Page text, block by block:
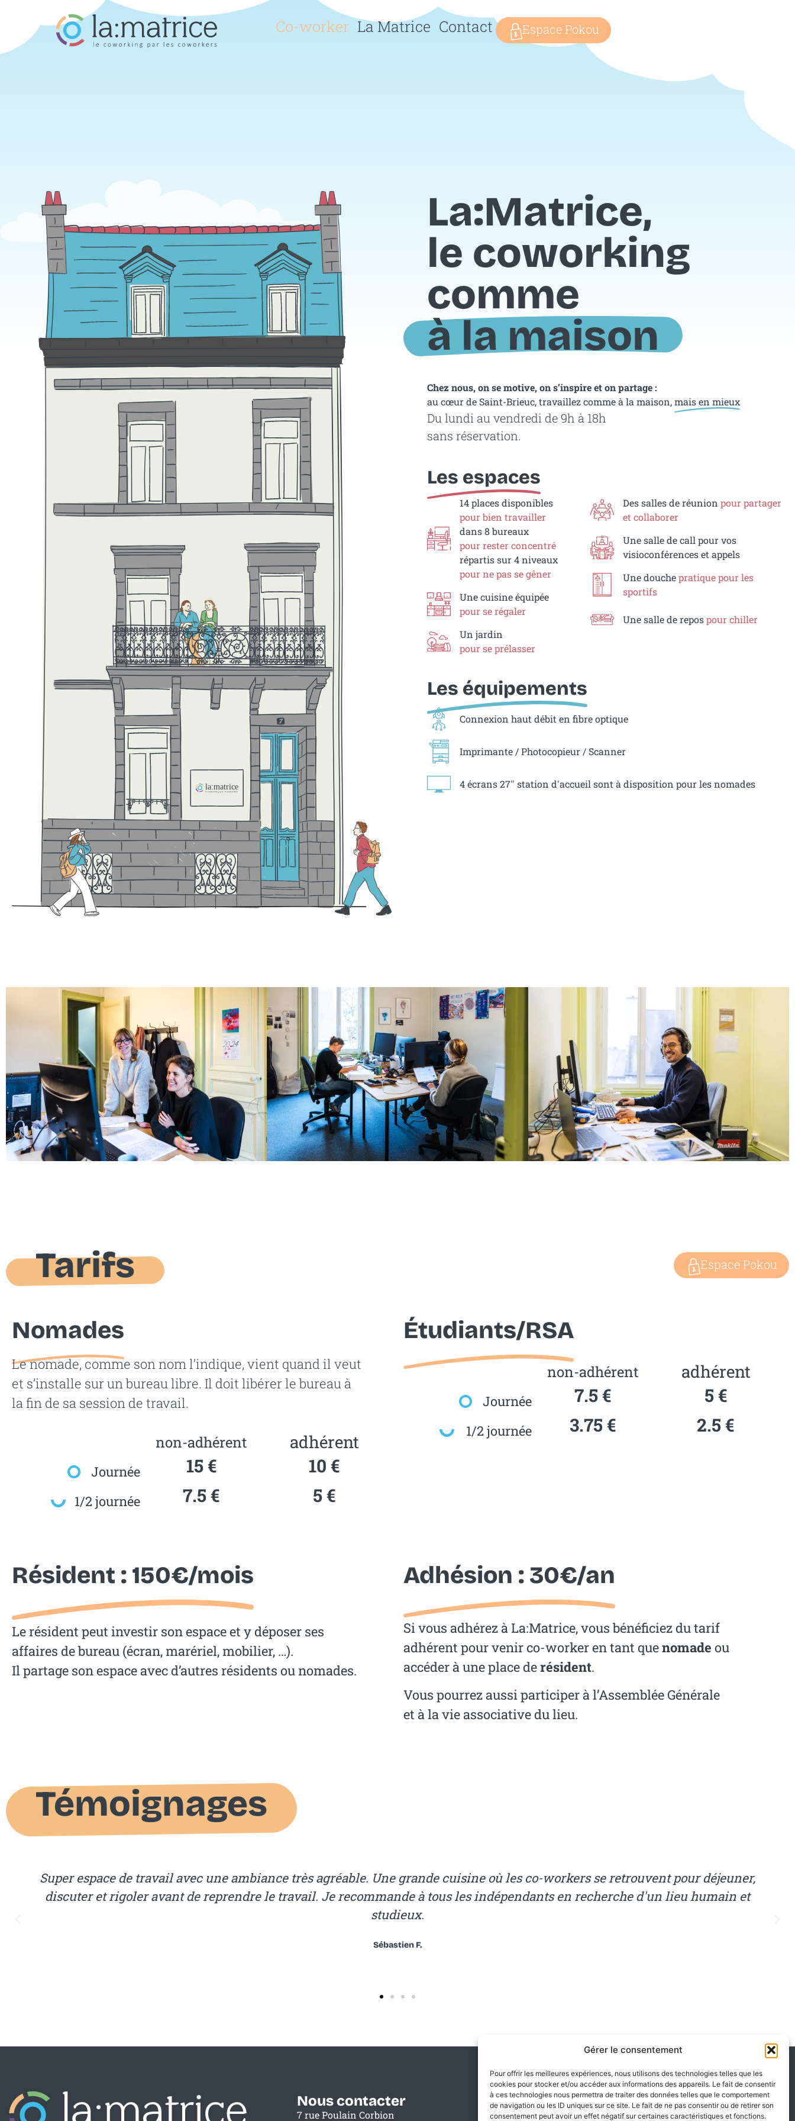
Gérer le consentement
Pour offrir les meilleures expériences, nous utilisons des technologies telles que les
cookies pour stocker et/ou accéder aux informations des appareils. Le fait de consentir
à ces technologies nous permettra de traiter des données telles que le comportement
de navigation ou les ID uniques sur ce site. Le fait de ne pas consentir ou de retirer son
consentement peut avoir un effet négatif sur certaines caractéristiques et fonctions.
Co-worker La Matrice Contact Espace Pokou
La:Matrice,
le coworking
comme
à la maison
Chez nous, on se motive, on s’inspire et on partage :
au cœur de Saint-Brieuc, travaillez comme à la maison,mais en mieux
Du lundi au vendredi de 9h à 18h
sans réservation.
Les espaces
14 places disponibles
pour bien travailler
dans 8 bureaux
pour rester concentré
répartis sur 4 niveaux
pour ne pas se gêner
Une cuisine équipée
pour se régaler
Un jardin
pour se prélasser
Des salles de réunion pour partager
et collaborer
Une salle de call pour vos
visioconférences et appels
Une douchepratique pour les
sportifs
Une salle de repospour chiller
Les équipements
Connexion haut débit en fibre optique
Imprimante / Photocopieur / Scanner
4 écrans 27'' station d'accueil sont à disposition pour les nomades
Tarifs Espace Pokou
Nomades
Le nomade, comme son nom l’indique, vient quand il veut
et s’installe sur un bureau libre. Il doit libérer le bureau à
la fin de sa session de travail.
non-adhérent adhérent
Journée 15 € 10 €
1/2 journée 7.5 € 5 €
Étudiants/RSA
non-adhérent adhérent
Journée 7.5 € 5 €
1/2 journée 3.75 € 2.5 €
Résident : 150€/mois
Le résident peut investir son espace et y déposer ses
affaires de bureau (écran, marériel, mobilier, …).
Il partage son espace avec d’autres résidents ou nomades.
Adhésion : 30€/an
Si vous adhérez à La:Matrice, vous bénéficiez du tarif
adhérent pour venir co-worker en tant quenomade ou
accéder à une place derésident.
Vous pourrez aussi participer à l’Assemblée Générale
et à la vie associative du lieu.
Témoignages
retrouvent pour déjeuner,
d'un lieu humain et
Tu es indépendant.e ou en télé-travail ? Tu n’en peux plus de bosser seul.e chez toi ? Tu en a marre de
à travailler en pyjama ? La:matrice est le lieu qu’il te faut pour travailler en toute sérénité : bureau
course), imprimante et scanner laser A3, cuisine équipée, des plantes et surtout un bon café à
Nous contacter
7 rue Poulain Corbion
Nous suivre